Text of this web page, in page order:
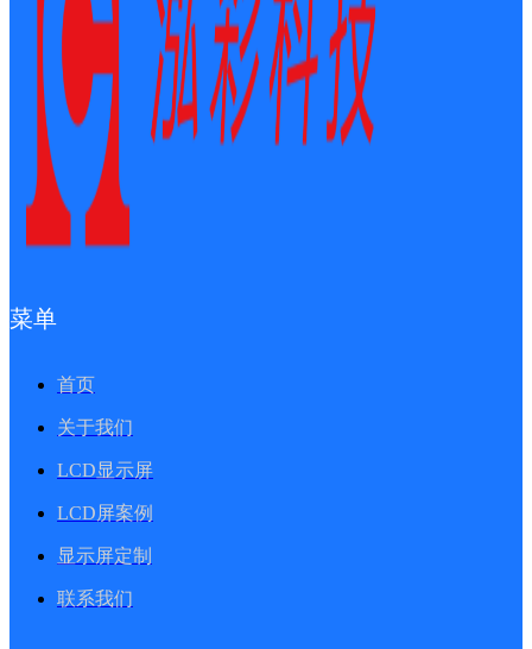
菜单
首页
关于我们
LCD显示屏
LCD屏案例
显示屏定制
联系我们